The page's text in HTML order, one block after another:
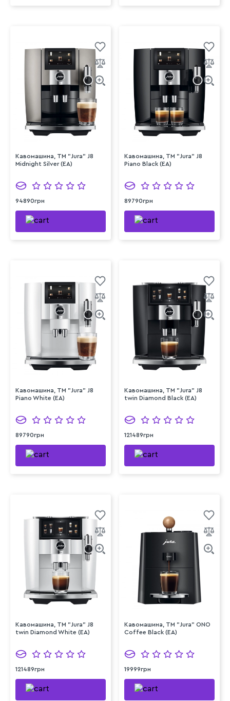
Кавомашина, TM "Jura" J8
Midnight Silver (EA)
94890грн
Кавомашина, TM "Jura" J8
Piano Black (EA)
89790грн
Кавомашина, TM "Jura" J8
Piano White (EA)
89790грн
Кавомашина, TM "Jura" J8
twin Diamond Black (EA)
121489грн
Кавомашина, TM "Jura" J8
twin Diamond White (EA)
121489грн
Кавомашина, TM "Jura" ONO
Coffee Black (EA)
19999грн